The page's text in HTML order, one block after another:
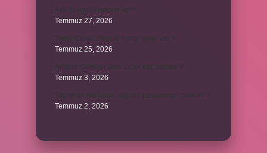
Temmuz 27, 2026
Temmuz 25, 2026
Temmuz 3, 2026
Titanyum mu daha sağlam paslanmaz çelik mi ?
Temmuz 2, 2026